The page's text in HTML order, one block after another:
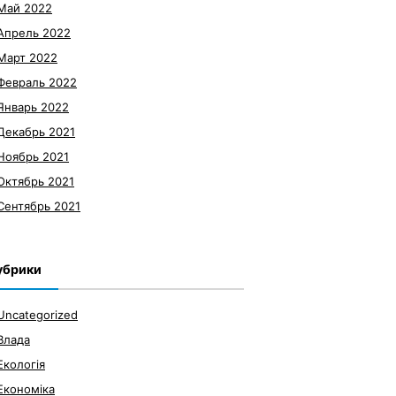
2022
2022
2022
2022
2022
2021
2021
2021
2021